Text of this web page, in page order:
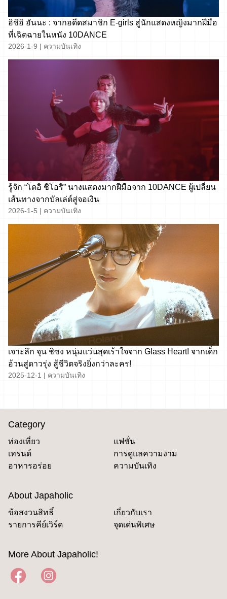
อิชิอิ อันนะ : จากอดีดสมาชิก E-girls สู่นักแสดงหญิงมากฝีมือ
ที่เฉิดฉายในหนัง 10DANCE
2026-1-9 | ความบันเทิง
รู้จัก “โดอิ ชิโอริ” นางแสดงมากฝีมือจาก 10DANCE ผู้เปลี่ยน
เส้นทางจากบัลเล่ต์สู่จอเงิน
2026-1-5 | ความบันเทิง
เจาะลึก จุน ชิซง หนุ่มแว่นสุดเร้าใจจาก Glass Heart! จากเด็ก
อ้วนสู่ดาวรุ่ง สู้ชีวิตจริงยิ่งกว่าละคร!
2025-12-1 | ความบันเทิง
Category
ท่องเที่ยว
แฟชั่น
เทรนด์
การดูแลความงาม
อาหารอร่อย
ความบันเทิง
About Japaholic
ข้อสงวนสิทธิ์
เกี่ยวกับเรา
รายการคีย์เวิร์ด
จุดเด่นพิเศษ
More About Japaholic!